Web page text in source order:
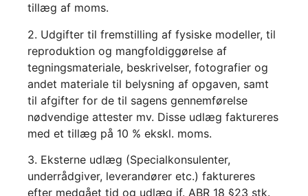
tillæg af moms.
2. Udgifter til fremstilling af fysiske modeller, til
reproduktion og mangfoldiggørelse af
tegningsmateriale, beskrivelser, fotografier og
andet materiale til belysning af opgaven, samt
til afgifter for de til sagens gennemførelse
nødvendige attester mv. Disse udlæg faktureres
med et tillæg på 10 % ekskl. moms.
3. Eksterne udlæg (Specialkonsulenter,
underrådgiver, leverandører etc.) faktureres
efter medgået tid og udlæg jf. ABR 18 §23 stk.